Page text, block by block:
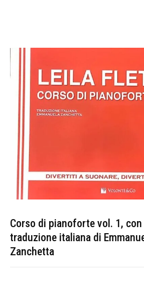
Corso di pianoforte vol. 1, con
traduzione italiana di
Zanchetta